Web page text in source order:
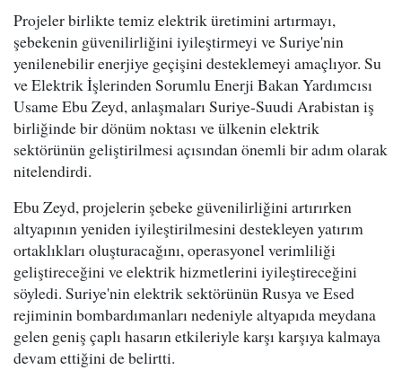
Projeler birlikte temiz elektrik üretimini artırmayı,
şebekenin güvenilirliğini iyileştirmeyi ve Suriye'nin
yenilenebilir enerjiye geçişini desteklemeyi amaçlıyor. Su
ve Elektrik İşlerinden Sorumlu Enerji Bakan Yardımcısı
Usame Ebu Zeyd, anlaşmaları Suriye-Suudi Arabistan iş
birliğinde bir dönüm noktası ve ülkenin elektrik
sektörünün geliştirilmesi açısından önemli bir adım olarak
nitelendirdi.
Ebu Zeyd, projelerin şebeke güvenilirliğini artırırken
altyapının yeniden iyileştirilmesini destekleyen yatırım
ortaklıkları oluşturacağını, operasyonel verimliliği
geliştireceğini ve elektrik hizmetlerini iyileştireceğini
söyledi. Suriye'nin elektrik sektörünün Rusya ve Esed
rejiminin bombardımanları nedeniyle altyapıda meydana
gelen geniş çaplı hasarın etkileriyle karşı karşıya kalmaya
devam ettiğini de belirtti.